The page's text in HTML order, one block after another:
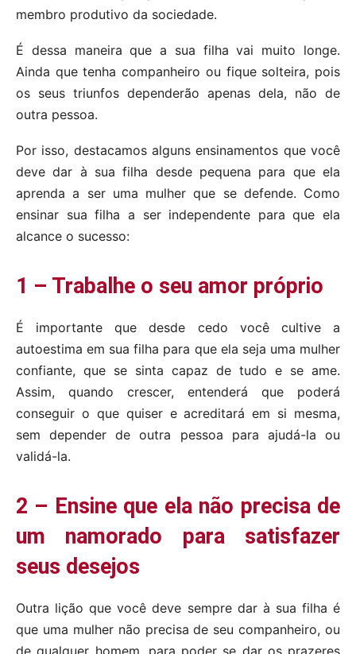
membro produtivo da sociedade.
É dessa maneira que a sua filha vai muito longe.
Ainda que tenha companheiro ou fique solteira, pois
os seus triunfos dependerão apenas dela, não de
outra pessoa.
Por isso, destacamos alguns ensinamentos que você
deve dar à sua filha desde pequena para que ela
aprenda a ser uma mulher que se defende. Como
ensinar sua filha a ser independente para que ela
alcance o sucesso:
1 – Trabalhe o seu amor próprio
É importante que desde cedo você cultive a
autoestima em sua filha para que ela seja uma mulher
confiante, que se sinta capaz de tudo e se ame.
Assim, quando crescer, entenderá que poderá
conseguir o que quiser e acreditará em si mesma,
sem depender de outra pessoa para ajudá-la ou
validá-la.
2 – Ensine que ela não precisa de
um namorado para satisfazer
seus desejos
Outra lição que você deve sempre dar à sua filha é
que uma mulher não precisa de seu companheiro, ou